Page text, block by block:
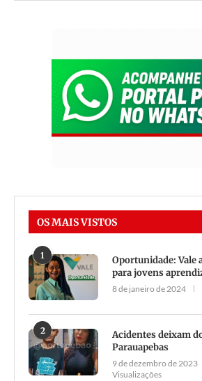
OS MAIS VISTOS
1
Oportunidade: Vale
para jovens
8 de janeiro de 2024
2
Acidentes deixam
Parauapebas
9 de dezembro de 2023
Visualizações